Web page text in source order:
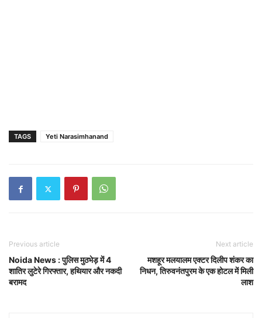
TAGS Yeti Narasimhanand
Previous article
Noida News : पुलिस मुठभेड़ में 4
शातिर लुटेरे गिरफ्तार, हथियार और नकदी
बरामद
Next article
मशहूर मलयालम एक्टर दिलीप शंकर का
निधन, तिरुवनंतपुरम के एक होटल में मिली
लाश